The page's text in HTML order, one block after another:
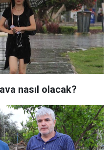
nasıl olacak?